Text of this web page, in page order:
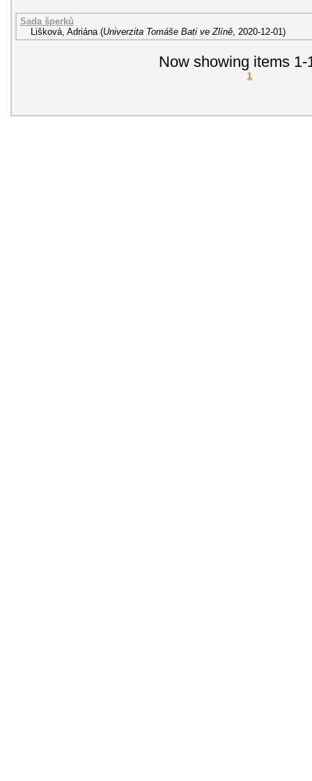
Sada šperků
Lišková, Adriána (Univerzita Tomáše Bati ve Zlíně, 2020-12-01)
Now showing items 1-
1